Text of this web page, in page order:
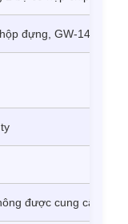
đựng, GW-14,0kg
được cung cấp